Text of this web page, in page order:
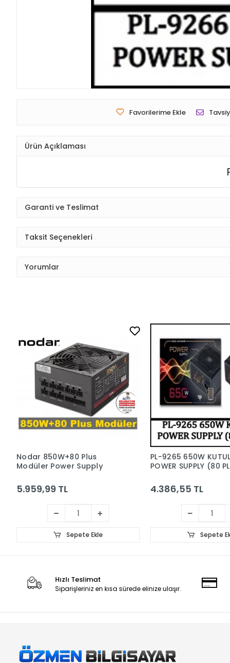
Favorilerime Ekle
Ürün Açıklaması
Garanti ve Teslimat
Taksit Seçenekleri
Yorumlar
Nodar 850W+80 Plus
Modüler Power Supply
5.959,99 TL
Sepete Ekle
PL-9265 650W
POWER SUPPLY (80
4.386,55 TL
Sepete
Hızlı Teslimat
Siparişleriniz en kısa sürede elinize ulaşır.